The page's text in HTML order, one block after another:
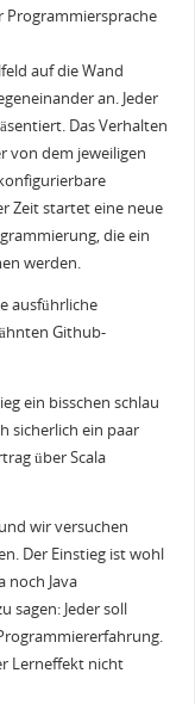
Programmiersprache
auf die Wand
an. Jeder
Das Verhalten
von dem jeweiligen
Zeit startet eine neue
die ein
werden.
ausführliche
Github-
ein bisschen schlau
sicherlich ein paar
über Scala
wir versuchen
Der Einstieg ist wohl
noch Java
sagen: Jeder soll
Lerneffekt nicht